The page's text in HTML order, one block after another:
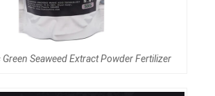
Seaweed Extract Powder Fertilizer​